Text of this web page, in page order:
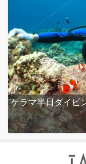
ケラマ半日ダイビ